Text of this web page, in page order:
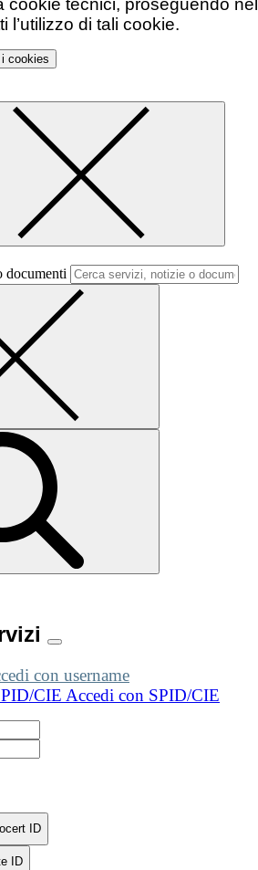
cookie tecnici, proseguendo
l’utilizzo di tali cookie.
i cookies
documenti
con username
CIE Accedi con SPID/CIE